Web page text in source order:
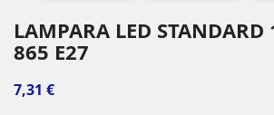
LAMPARA LED
865 E27
7,31 €